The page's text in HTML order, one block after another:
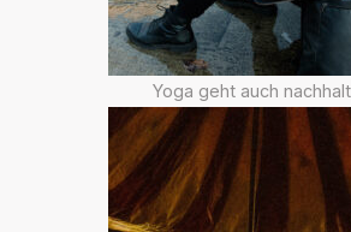
Yoga geht auch